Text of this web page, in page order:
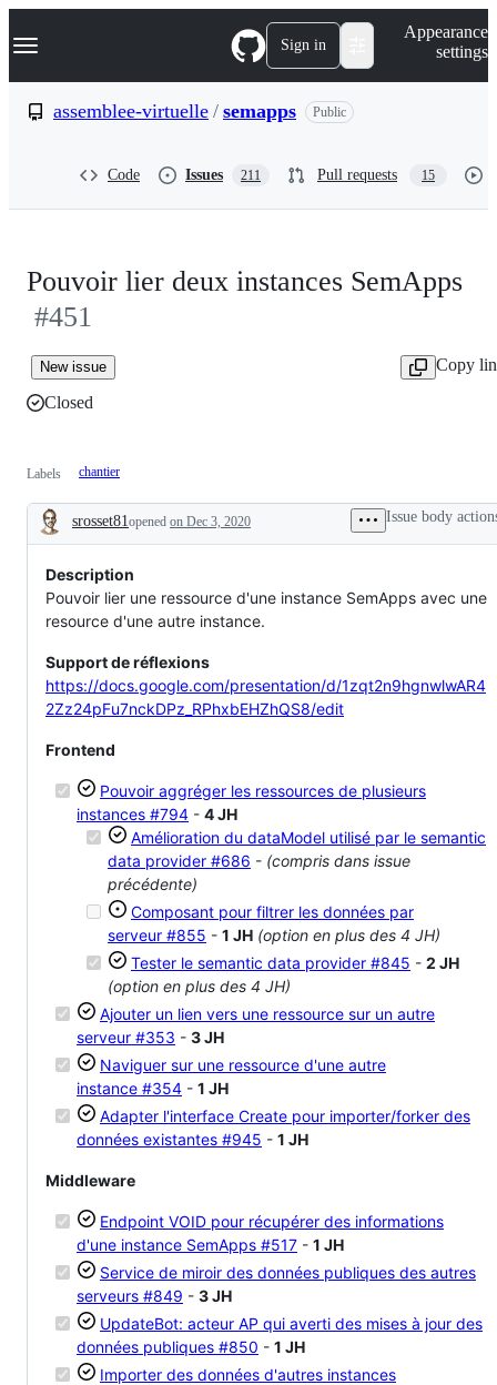
k
p
Navigation Menu Sign in
Appearance
settings
assemblee-virtuelle / semapps Public
Code Issues 211 Pull requests 15
Pouvoir lier deux instances SemApps
#451
New issue
Copy
Closed
Labels chantier
Description
srosset81 opened on Dec 3, 2020 Issue body
Description
Pouvoir lier une ressource d'une instance SemApps avec une
resource d'une autre instance.
Support de réflexions
https://docs.google.com/presentation/d/1zqt2n9hgnwlwAR4
2Zz24pFu7nckDPz_RPhxbEHZhQS8/edit
Frontend
Pouvoir aggréger les ressources de plusieurs
instances #794 - 4 JH
Amélioration du dataModel utilisé par le semantic
data provider #686 - (compris dans issue
précédente)
Composant pour filtrer les données par
serveur #855 - 1 JH (option en plus des 4 JH)
Tester le semantic data provider #845 - 2 JH
(option en plus des 4 JH)
Ajouter un lien vers une ressource sur un autre
serveur #353 - 3 JH
Naviguer sur une ressource d'une autre
instance #354 - 1 JH
Adapter l'interface Create pour importer/forker des
données existantes #945 - 1 JH
Middleware
Endpoint VOID pour récupérer des informations
d'une instance SemApps #517 - 1 JH
Service de miroir des données publiques des autres
serveurs #849 - 3 JH
UpdateBot: acteur AP qui averti des mises à jour des
données publiques #850 - 1 JH
Importer des données d'autres instances